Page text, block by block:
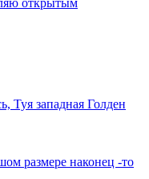
открытым
Туя западная Голден
размере наконец -то